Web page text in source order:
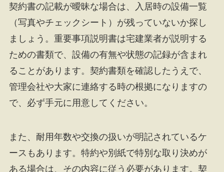
契約書の記載が曖昧な場合は、入居時の設備一覧
（写真やチェックシート）が残っていないか探し
ましょう。重要事項説明書は宅建業者が説明する
ための書類で、設備の有無や状態の記録が含まれ
ることがあります。契約書類を確認したうえで、
管理会社や大家に連絡する時の根拠になりますの
で、必ず手元に用意してください。
また、耐用年数や交換の扱いが明記されているケ
ースもあります。特約や別紙で特別な取り決めが
ある場合は、その内容に従う必要があります。契